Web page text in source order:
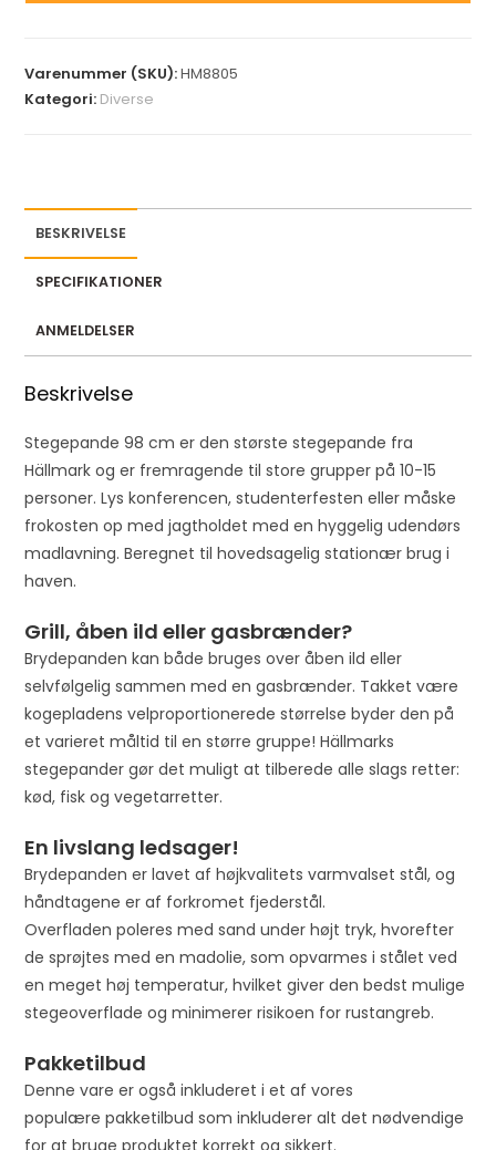
o
u
d
r
s
s
t
o
j
o
n
t
h
e
w
a
i
l
i
s
t
f
o
r
h
s
Varenummer (SKU):HM8805
Kategori: Diverse
BESKRIVELSE
SPECIFIKATIONER
ANMELDELSER
Beskrivelse
Stegepande 98 cm er den største stegepande fra
Hällmark og er fremragende til store grupper på 10-15
personer. Lys konferencen, studenterfesten eller måske
frokosten op med jagtholdet med en hyggelig udendørs
madlavning. Beregnet til hovedsagelig stationær brug i
haven.
Grill, åben ild eller gasbrænder?
Brydepanden kan både bruges over åben ild eller
selvfølgelig sammen med en gasbrænder. Takket være
kogepladens velproportionerede størrelse byder den på
et varieret måltid til en større gruppe! Hällmarks
stegepander gør det muligt at tilberede alle slags retter:
kød, fisk og vegetarretter.
En livslang ledsager!
Brydepanden er lavet af højkvalitets varmvalset stål, og
håndtagene er af forkromet fjederstål.
Overfladen poleres med sand under højt tryk, hvorefter
de sprøjtes med en madolie, som opvarmes i stålet ved
en meget høj temperatur, hvilket giver den bedst mulige
stegeoverflade og minimerer risikoen for rustangreb.
Pakketilbud
Denne vare er også inkluderet i et af vores
populære pakketilbud som inkluderer alt det nødvendige